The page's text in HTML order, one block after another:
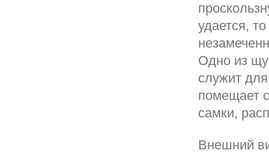
удается,
Одно из
служит
помещает
самки,
Внешний